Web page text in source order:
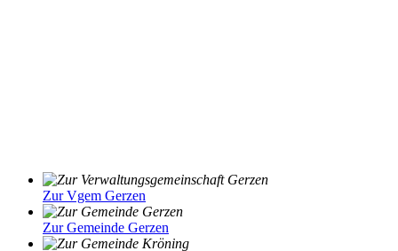
Zur Vgem Gerzen
Zur Gemeinde Gerzen